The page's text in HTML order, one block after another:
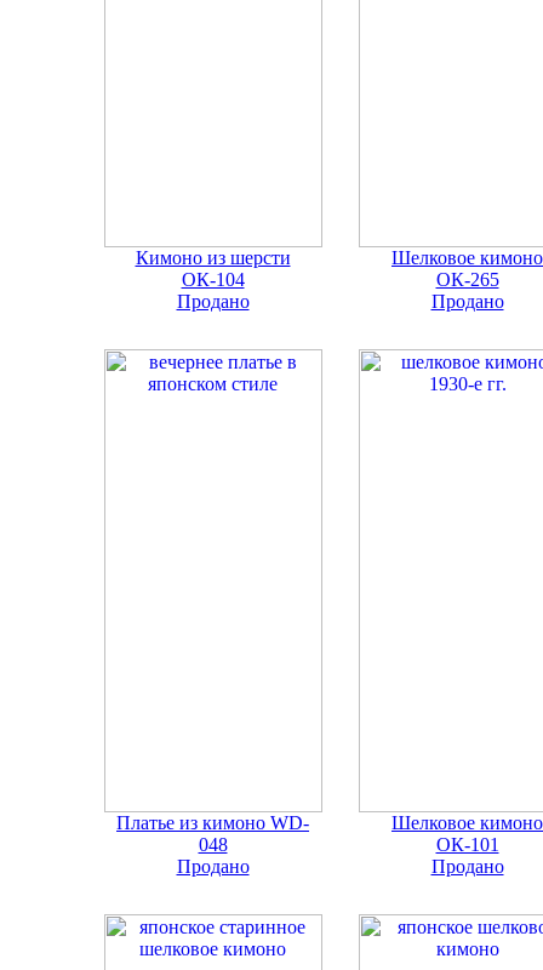
Кимоно из шерсти
ОК-104
Продано
Шелковое кимоно
ОК-265
Продано
Платье из кимоно WD-
048
Продано
Шелковое кимоно
ОК-101
Продано